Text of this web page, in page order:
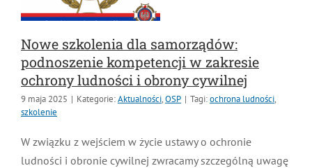
Władze
Dokumenty
Symbole
Ogłoszenia
Działalność
Dzieci i młodzież
MDP i DDP
Kultura
Kontakt
System OSP
Forum
Nowe szkolenia dla samorządów:
podnoszenie kompetencji w zakresie
ochrony ludności i obrony cywilnej
9 maja 2025 | Kategorie:Aktualności,OSP | Tagi:ochrona ludności,
szkolenie
W związku z wejściem w życie ustawy o ochronie
ludności i obronie cywilnej zwracamy szczególną uwagę